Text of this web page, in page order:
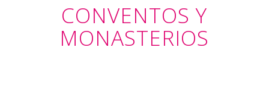
CONVENTOS Y
MONASTERIOS